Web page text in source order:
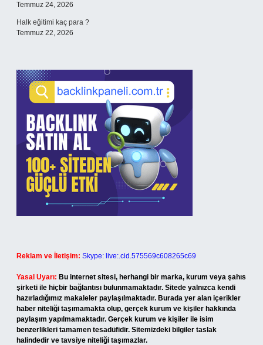
Temmuz 24, 2026
Halk eğitimi kaç para ?
Temmuz 22, 2026
Reklam ve İletişim: Skype: live:.cid.575569c608265c69
Yasal Uyarı: Bu internet sitesi, herhangi bir marka, kurum veya şahıs
şirketi ile hiçbir bağlantısı bulunmamaktadır. Sitede yalnızca kendi
hazırladığımız makaleler paylaşılmaktadır. Burada yer alan içerikler
haber niteliği taşımamakta olup, gerçek kurum ve kişiler hakkında
paylaşım yapılmamaktadır. Gerçek kurum ve kişiler ile isim
benzerlikleri tamamen tesadüfidir. Sitemizdeki bilgiler taslak
halindedir ve tavsiye niteliği taşımazlar.